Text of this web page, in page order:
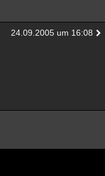
24.09.2005 um 16:08